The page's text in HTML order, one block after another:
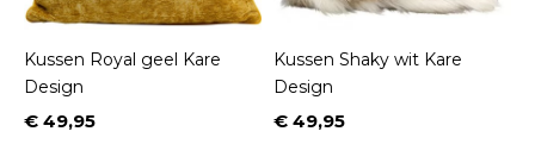
Kussen Royal geel Kare
Design
Prijs
€ 49,95
Kussen Shaky wit Kare
Design
Prijs
€ 49,95